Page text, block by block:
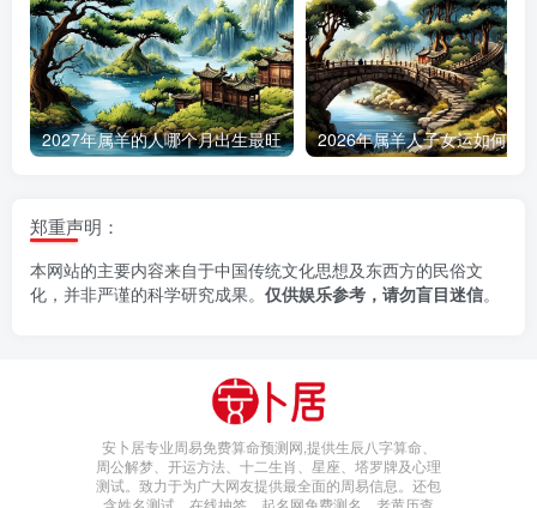
2027年属羊的人哪个月出生最旺
郑重声明：
本网站的主要内容来自于中国传统文化思想及东西方的民俗文
化，并非严谨的科学研究成果。 仅供娱乐参考，请勿盲目迷信。
安卜居专业周易免费算命预测网,提供生辰八字算命、
周公解梦、开运方法、十二生肖、星座、塔罗牌及心理
测试。致力于为广大网友提供最全面的周易信息。还包
含姓名测试，在线抽签，起名网免费测名，老黄历查